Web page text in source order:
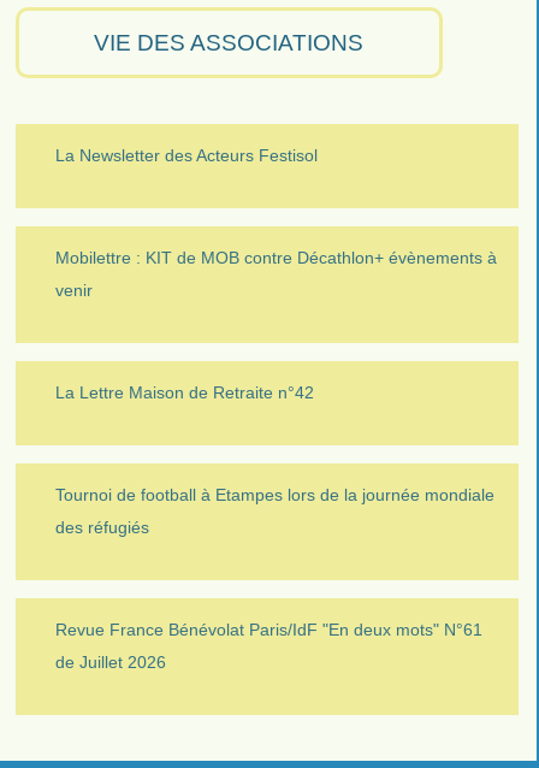
VIE DES ASSOCIATIONS
La Newsletter des Acteurs Festisol
Mobilettre : KIT de MOB contre Décathlon+ évènements à
venir
La Lettre Maison de Retraite n°42
Tournoi de football à Etampes lors de la journée mondiale
des réfugiés
Revue France Bénévolat Paris/IdF "En deux mots" N°61
de Juillet 2026